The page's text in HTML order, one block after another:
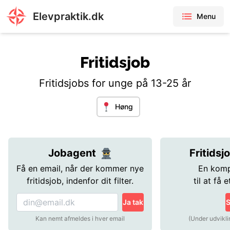
Elevpraktik.dk Menu
Fritidsjob
Fritidsjobs for unge på 13-25 år
Høng
Jobagent
Få en email, når der kommer nye
fritidsjob, indenfor dit filter.
Ja tak
Kan nemt afmeldes i hver email
En
til at få
(Under